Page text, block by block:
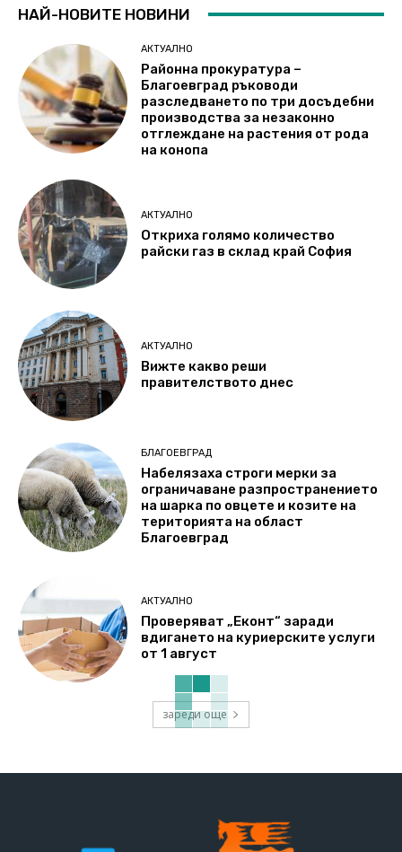
НАЙ-НОВИТЕ НОВИНИ
АКТУАЛНО
Районна прокуратура –
Благоевград ръководи
разследването по три досъдебни
производства за незаконно
отглеждане на растения от рода
на конопа
АКТУАЛНО
Откриха голямо количество
райски газ в склад край София
АКТУАЛНО
Вижте какво реши
правителството днес
БЛАГОЕВГРАД
Набелязаха строги мерки за
ограничаване разпространението
на шарка по овцете и козите на
територията на област
Благоевград
АКТУАЛНО
Проверяват „Еконт“ заради
вдигането на куриерските услуги
от 1 август
зареди още